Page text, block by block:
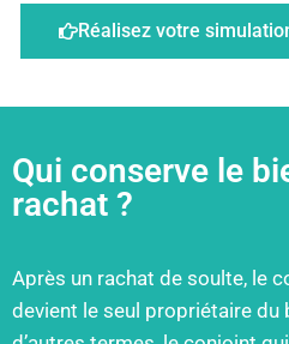
Réalisez votre
Qui conserve le
rachat ?
Après un rachat de soulte, le
devient le seul propriétaire du